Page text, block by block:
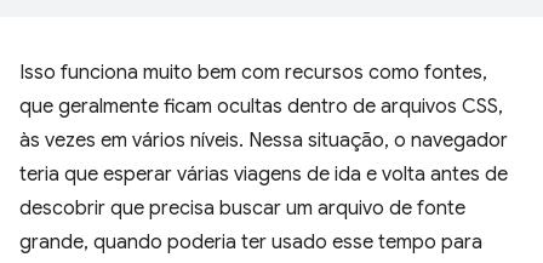
Isso funciona muito bem com recursos como fontes,
que geralmente ficam ocultas dentro de arquivos CSS,
às vezes em vários níveis. Nessa situação, o navegador
teria que esperar várias viagens de ida e volta antes de
descobrir que precisa buscar um arquivo de fonte
grande, quando poderia ter usado esse tempo para